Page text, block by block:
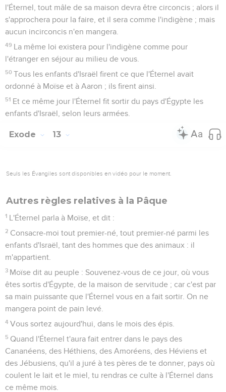
l'Éternel, tout mâle de sa maison devra être circoncis ; alors il
s'approchera pour la faire, et il sera comme l'indigène ; mais
aucun incirconcis n'en mangera.
49 La même loi existera pour l'indigène comme pour
l'étranger en séjour au milieu de vous.
50 Tous les enfants d'Israël firent ce que l'Éternel avait
ordonné à Moïse et à Aaron ; ils firent ainsi.
51 Et ce même jour l'Éternel fit sortir du pays d'Égypte les
enfants d'Israël, selon leurs armées.
Exode 13
Seuls les Évangiles sont disponibles en vidéo pour le moment.
Autres règles relatives à la Pâque
1 L'Éternel parla à Moïse, et dit :
2 Consacre-moi tout premier-né, tout premier-né parmi les
enfants d'Israël, tant des hommes que des animaux : il
m'appartient.
3 Moïse dit au peuple : Souvenez-vous de ce jour, où vous
êtes sortis d'Égypte, de la maison de servitude ; car c'est par
sa main puissante que l'Éternel vous en a fait sortir. On ne
mangera point de pain levé.
4 Vous sortez aujourd'hui, dans le mois des épis.
5 Quand l'Éternel t'aura fait entrer dans le pays des
Cananéens, des Héthiens, des Amoréens, des Héviens et
des Jébusiens, qu'il a juré à tes pères de te donner, pays où
coulent le lait et le miel, tu rendras ce culte à l'Éternel dans
ce même mois.